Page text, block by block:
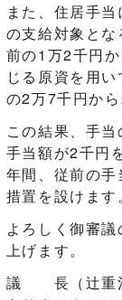
また、住居手
の支給対象と
前の1万2千円
じる原資を用
の2万7千円か
この結果、手
手当額が2千円
年間、従前の
措置を設けます
よろしく御審
上げます。
議 長（辻󠄀重